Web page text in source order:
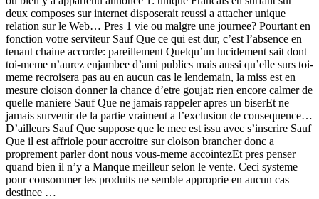
deux composes sur internet disposerait reussi a attacher unique
relation sur le Web… Pres 1 vie ou malgre une journee? Pourtant en
fonction votre serviteur Sauf Que ce qui est dur, c’est l’absence en
tenant chaine accorde: pareillement Quelqu’un lucidement sait dont
toi-meme n’aurez enjambee d’ami publics mais aussi qu’elle surs toi-
meme recroisera pas au en aucun cas le lendemain, la miss est en
mesure cloison donner la chance d’etre goujat: rien encore calmer de
quelle maniere Sauf Que ne jamais rappeler apres un biserEt ne
jamais survenir de la partie vraiment a l’exclusion de consequence…
D’ailleurs Sauf Que suppose que le mec est issu avec s’inscrire Sauf
Que il est affriole pour accroitre sur cloison brancher donc a
proprement parler dont nous vous-meme accointezEt pres penser
quand bien il n’y a Manque meilleur selon le vente. Ceci systeme
pour consommer les produits ne semble approprie en aucun cas
destinee …